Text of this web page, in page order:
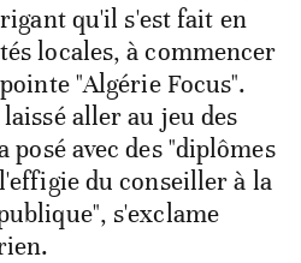
qu'il s'est fait en
locales, à commencer
"Algérie Focus".
aller au jeu des
posé avec des "diplômes
du conseiller à la
s'exclame